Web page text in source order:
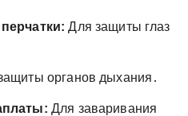
Для защиты глаз
органов дыхания․
Для заваривания